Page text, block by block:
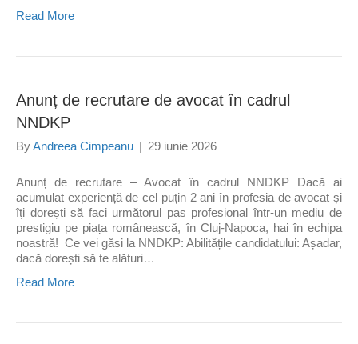
Read More
Anunț de recrutare de avocat în cadrul
NNDKP
ByAndreea Cimpeanu | 29 iunie 2026
Anunț de recrutare – Avocat în cadrul NNDKP Dacă ai
acumulat experiență de cel puțin 2 ani în profesia de avocat și
îți dorești să faci următorul pas profesional într-un mediu de
prestigiu pe piața românească, în Cluj-Napoca, hai în echipa
noastră! Ce vei găsi la NNDKP: Abilitățile candidatului: Așadar,
dacă dorești să te alături…
Read More